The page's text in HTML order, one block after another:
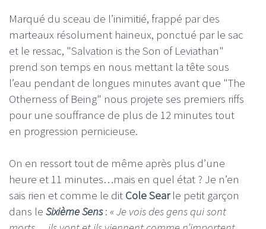
Marqué du sceau de l’inimitié, frappé par des
marteaux résolument haineux, ponctué par le sac
et le ressac, "Salvation is the Son of Leviathan"
prend son temps en nous mettant la tête sous
l’eau pendant de longues minutes avant que "The
Otherness of Being" nous projete ses premiers riffs
pour une souffrance de plus de 12 minutes tout
en progression pernicieuse.
On en ressort tout de même après plus d’une
heure et 11 minutes…mais en quel état ? Je n’en
sais rien et comme le dit Cole Searle petit garçon
dans le Sixième Sens: « Je vois des gens qui sont